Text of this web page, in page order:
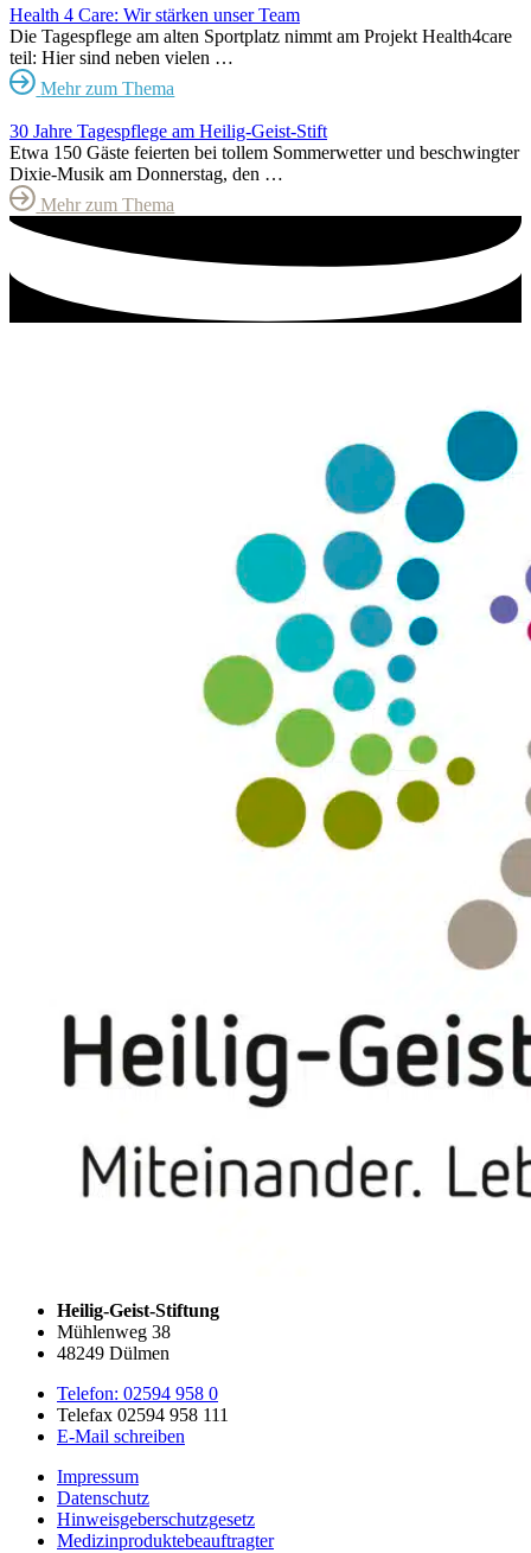
Health 4 Care: Wir stärken unser Team
Die Tagespflege am alten Sportplatz nimmt am Projekt Health4care
teil: Hier sind neben vielen …
Mehr zum Thema
30 Jahre Tagespflege am Heilig-Geist-Stift
Etwa 150 Gäste feierten bei tollem Sommerwetter und beschwingter
Dixie-Musik am Donnerstag, den …
Mehr zum Thema
Heilig-Geist-Stiftung
Mühlenweg 38
48249 Dülmen
Telefon: 02594 958 0
Telefax 02594 958 111
E-Mail schreiben
Impressum
Datenschutz
Hinweisgeberschutzgesetz
Medizin­produkte­beauftragter